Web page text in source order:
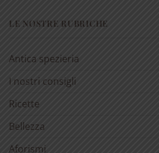
LE NOSTRE RUBRICHE
Antica spezieria
I nostri consigli
Ricette
Bellezza
Aforismi